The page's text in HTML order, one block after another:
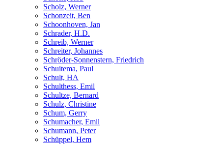
Scholz, Werner
Schonzeit, Ben
Schoonhoven, Jan
Schrader, H.D.
Schreib, Werner
Schreiter, Johannes
Schröder-Sonnenstern, Friedrich
Schuitema, Paul
Schult, HA
Schulthess, Emil
Schultze, Bernard
Schulz, Christine
Schum, Gerry
Schumacher, Emil
Schumann, Peter
Schüppel, Hem